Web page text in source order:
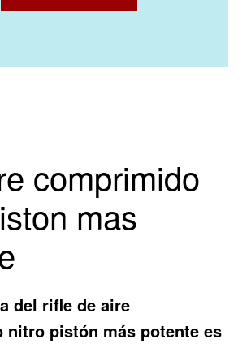
comprimido
mas
del rifle de aire
nitro pistón más potente es